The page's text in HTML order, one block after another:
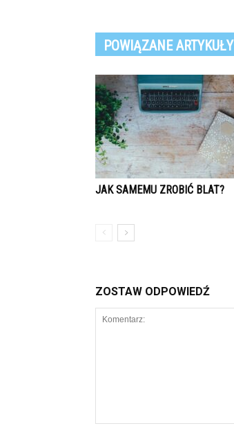
POWIĄZANE ARTYKUŁY
JAK SAMEMU ZROBIĆ BLAT?
ZOSTAW ODPOWIEDŹ